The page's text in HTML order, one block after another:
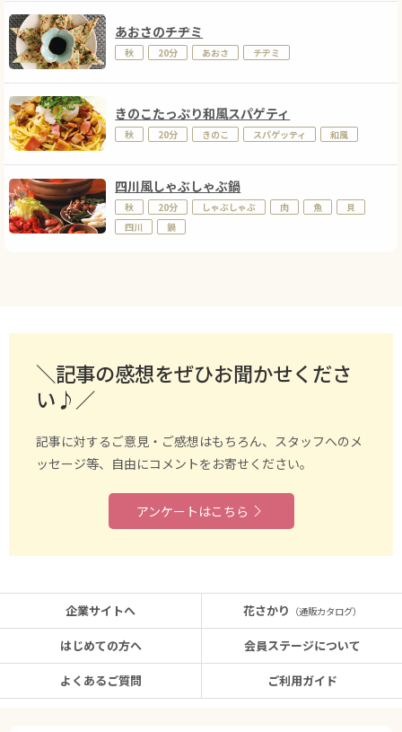
あおさのチヂミ
秋 20分 あおさ チヂミ
きのこたっぷり和風スパゲティ
秋 20分 きのこ スパゲッティ 和風
四川風しゃぶしゃぶ鍋
秋 20分 しゃぶしゃぶ 肉 魚
貝
四川
鍋
＼記事の感想をぜひお聞かせくださ
い♪／
記事に対するご意見・ご感想はもちろん、スタッフへのメ
ッセージ等、自由にコメントをお寄せください。
アンケートはこちら
企業サイトへ
はじめての方へ
よくあるご質問
花さかり （通販カタログ）
会員ステージについて
ご利用ガイド